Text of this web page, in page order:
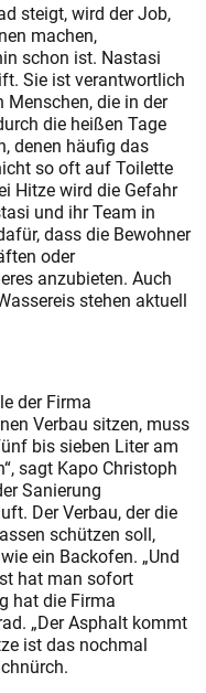
steigt, wird der Job,
machen,
schon ist. Nastasi
Sie ist verantwortlich
die in der
die heißen Tage
denen häufig das
so oft auf Toilette
Hitze wird die Gefahr
und ihr Team in
dass die Bewohner
oder
anzubieten. Auch
stehen aktuell
der Firma
Verbau sitzen, muss
bis sieben Liter am
sagt Kapo Christoph
Sanierung
Der Verbau, der die
schützen soll,
ein Backofen. „Und
hat man sofort
hat die Firma
„Der Asphalt kommt
ist das nochmal